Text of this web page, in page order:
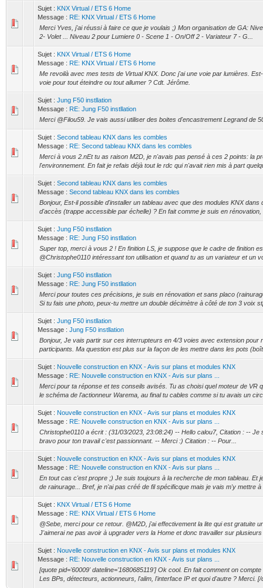
Sujet : KNX Virtual / ETS 6 Home
Message : RE: KNX Virtual / ETS 6 Home
Merci Yves, j'ai réussi à faire ce que je voulais ;) Mon organisation de GA:
2- Volet ... Niveau 2 pour Lumiere 0 - Scene 1 - On/Off 2 - Variateur 7 - G...
Sujet : KNX Virtual / ETS 6 Home
Message : RE: KNX Virtual / ETS 6 Home
Me revoilà avec mes tests de Virtual KNX. Donc j'ai une voie par lumières.
voie pour tout éteindre ou tout allumer ? Cdt. Jérôme.
Sujet : Jung F50 instllation
Message : RE: Jung F50 instllation
Merci @Filou59. Je vais aussi utiliser des boites d'encastrement Legrand de
Sujet : Second tableau KNX dans les combles
Message : RE: Second tableau KNX dans les combles
Merci à vous 2.nEt tu as raison M2D, je n'avais pas pensé à ces 2 points: la
l'environnement. En fait je refais déjà tout le rdc qui n'avait rien mis à part
Sujet : Second tableau KNX dans les combles
Message : Second tableau KNX dans les combles
Bonjour, Est-il possible d'installer un tableau avec que des modules KNX dans
d'accès (trappe accessible par échelle) ? En fait comme je suis en rénovation,
Sujet : Jung F50 instllation
Message : RE: Jung F50 instllation
Super top, merci à vous 2 ! En finition LS, je suppose que le cadre de finition
@Christophe0110 intéressant ton utilisation et quand tu as un variateur et un
Sujet : Jung F50 instllation
Message : RE: Jung F50 instllation
Merci pour toutes ces précisions, je suis en rénovation et sans placo
Si tu fais une photo, peux-tu mettre un double décimètre à côté de ton 3 voix
Sujet : Jung F50 instllation
Message : Jung F50 instllation
Bonjour, Je vais partir sur ces interrupteurs en 4/3 voies avec extension pour
participants. Ma question est plus sur la façon de les mettre dans les pots
Sujet : Nouvelle construction en KNX - Avis sur plans et modules KNX
Message : RE: Nouvelle construction en KNX - Avis sur plans ...
Merci pour ta réponse et tes conseils avisés. Tu as choisi quel moteur de VR
le schéma de l'actionneur Warema, au final tu cables comme si tu avais un
Sujet : Nouvelle construction en KNX - Avis sur plans et modules KNX
Message : RE: Nouvelle construction en KNX - Avis sur plans ...
Christophe0110 a écrit : (31/03/2023, 23:08:24) -- Hello calou7, Citation : --
bravo pour ton travail c'est passionnant. -- Merci :) Citation : -- Pour...
Sujet : Nouvelle construction en KNX - Avis sur plans et modules KNX
Message : RE: Nouvelle construction en KNX - Avis sur plans ...
En tout cas c'est propre ;) Je suis toujours à la recherche de mon tableau. Et
de rainurage... Bref, je n'ai pas créé de fil spécificque mais je vais m'y mettre à
Sujet : KNX Virtual / ETS 6 Home
Message : RE: KNX Virtual / ETS 6 Home
@Sebe, merci pour ce retour. @M2D, j'ai effectivement la lite qui est gratuite
J'aimerai ne pas avoir à upgrader vers la Home et donc travailler sur
Sujet : Nouvelle construction en KNX - Avis sur plans et modules KNX
Message : RE: Nouvelle construction en KNX - Avis sur plans ...
[quote pid='60009' dateline='1680685119'] Ok cool. En fait comment on
Les BPs, détecteurs, actionneurs, l'alim, l'interface IP et quoi d'autre ? Merci. [/